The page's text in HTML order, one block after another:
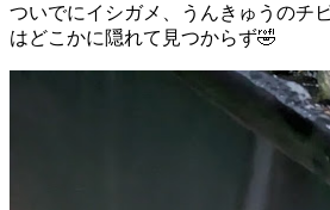
ついでにイシガメ、うんきゅうのチ
はどこかに隠れて見つからず🤣